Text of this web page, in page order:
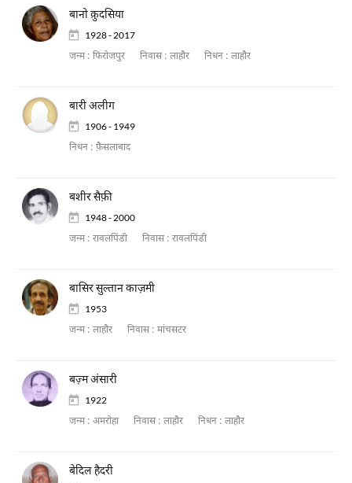
बानो क़ुदसिया
1928 - 2017
जन्म : फिरोजपुर निवास : लाहौर निधन : लाहौर
बारी अलीग
1906 - 1949
निधन : फ़ैसलाबाद
बशीर सैफ़ी
1948 - 2000
जन्म : रावलपिंडी निवास : रावलपिंडी
बासिर सुल्तान काज़मी
1953
जन्म : लाहौर निवास : मांचसटर
बज़्म अंसारी
1922
जन्म : अमरोहा निवास : लाहौर निधन : लाहौर
बेदिल हैदरी